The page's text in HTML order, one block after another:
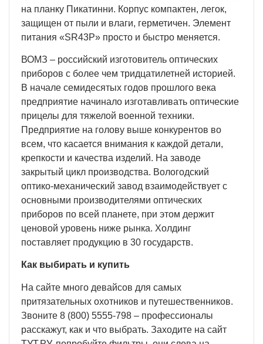
на планку Пикатинни. Корпус компактен, легок,
защищен от пыли и влаги, герметичен. Элемент
питания «SR43P» просто и быстро меняется.
ВОМЗ – российский изготовитель оптических
приборов с более чем тридцатилетней историей.
В начале семидесятых годов прошлого века
предприятие начинало изготавливать оптические
прицелы для тяжелой военной техники.
Предприятие на голову выше конкурентов во
всем, что касается внимания к каждой детали,
крепкости и качества изделий. На заводе
закрытый цикл производства. Вологодский
оптико-механический завод взаимодействует с
основными производителями оптических
приборов по всей планете, при этом держит
ценовой уровень ниже рынка. Холдинг
поставляет продукцию в 30 государств.
Как выбирать и купить
На сайте много девайсов для самых
притязательных охотников и путешественников.
Звоните 8 (800) 5555-798 – профессионалы
расскажут, как и что выбрать. Заходите на сайт